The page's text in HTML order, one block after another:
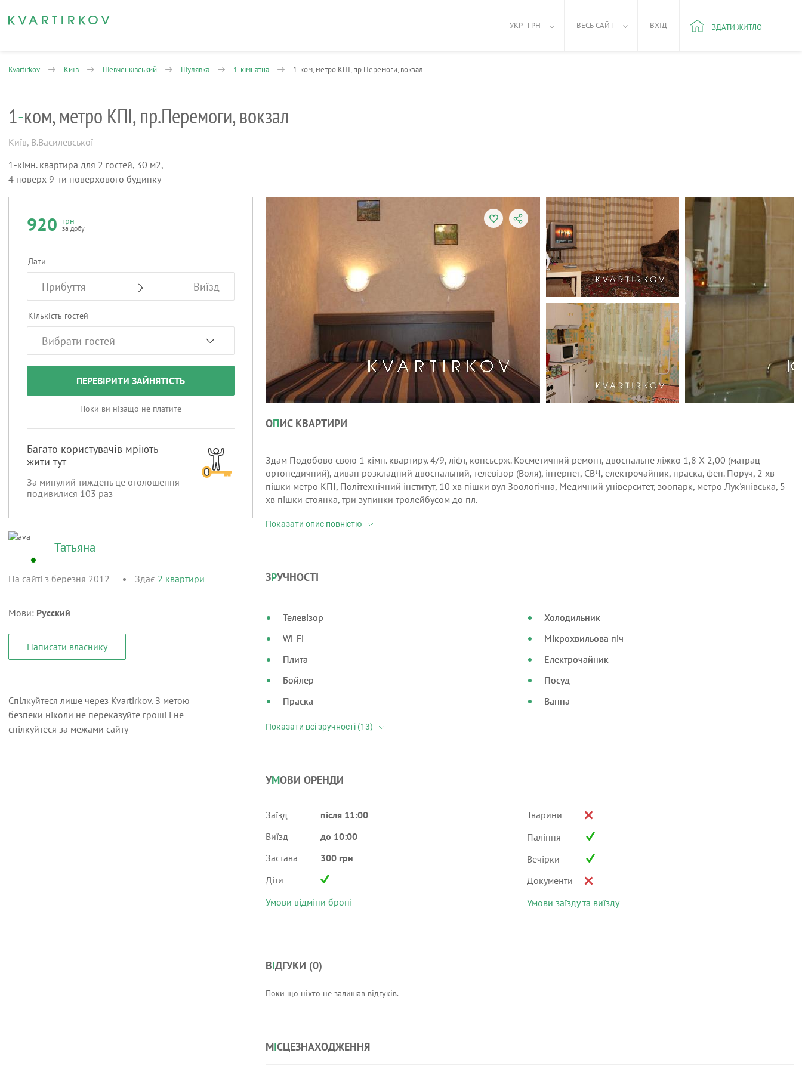
УКР - ГРН ВЕСЬ САЙТ ВХІД ЗДАТИ ЖИТЛО
Kvartirkov Київ Шевченківський Шулявка 1-кімнатна 1-ком, метро КПІ, пр.Перемоги, вокзал
1-ком, метро КПІ, пр.Перемоги, вокзал
Київ, В.Василевської
1-кімн. квартира для 2 гостей, 30 м2,
4 поверх 9-ти поверхового будинку
920 грн
за добу
Дати
Прибуття Виїзд
Кількість гостей
ПЕРЕВІРИТИ ЗАЙНЯТІСТЬ
Поки ви нізащо не платите
Багато користувачів мріють
жити тут
За минулий тиждень це оголошення
подивилися 103 раз
Татьяна
На сайті з березня 2012 Здає 2 квартири
Мови: Русский
Написати власнику
Спілкуйтеся лише через Kvartirkov. З метою
безпеки ніколи не переказуйте гроші і не
спілкуйтеся за межами сайту
ОПИС КВАРТИРИ
Здам Подобово свою 1 кімн. квартиру. 4/9, ліфт, консьєрж. Косметичний ремонт, двоспальне ліжко 1,8 Х 2,00 (матрац
ортопедичний), диван розкладний двоспальний, телевізор (Воля), інтернет, СВЧ, електрочайник, праска, фен. Поруч, 2 хв
пішки метро КПІ, Політехнічний інститут, 10 хв пішки вул Зоологічна, Медичний університет, зоопарк, метро Лук'янівська, 5
хв пішки стоянка, три зупинки тролейбусом до пл.
ЗРУЧНОСТІ
Телевізор
Wi-Fi
Плита
Бойлер
Праска
Холодильник
Мікрохвильова піч
Електрочайник
Посуд
Ванна
УМОВИ ОРЕНДИ
Заїзд
після 11:00
Виїзд
до 10:00
Застава
300 грн
Діти
Умови відміни броні
Тварини
Паління
Вечірки
Документи
Умови заїзду та виїзду
ВІДГУКИ (0)
Поки що ніхто не залишав відгуків.
МІСЦЕЗНАХОДЖЕННЯ